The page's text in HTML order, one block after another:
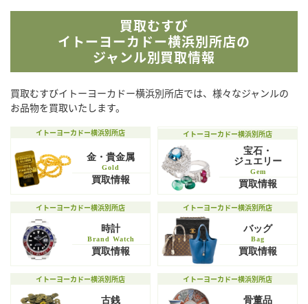
ン
ア
モンブラン
ヤーマン＆ストゥ
ービ
ヨーロピアン・カ
買取むすび
イトーヨーカドー横浜別所店の
ジャンル別買取情報
買取むすびイトーヨーカドー横浜別所店では、様々なジャンルの
お品物を買取いたします。
イトーヨーカドー横浜別所店
金・貴金属
Gold
買取情報
イトーヨーカドー横浜別所店
宝石・
ジュエリー
Gem
買取情報
イトーヨーカドー横浜別所店
時計
Brand Watch
買取情報
イトーヨーカドー横浜別所店
バッグ
Bag
買取情報
イトーヨーカドー横浜別所店
古銭
イトーヨーカドー横浜別所店
骨董品